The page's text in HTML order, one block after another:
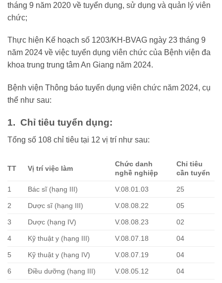
tháng 9 năm 2020 về tuyển dụng, sử dụng và quản lý viên
chức;
Thực hiện Kế hoạch số 1203/KH-BVAG ngày 23 tháng 9
năm 2024 về việc tuyển dụng viên chức của Bệnh viện đa
khoa trung trung tâm An Giang năm 2024.
Bệnh viện Thông báo tuyển dụng viên chức năm 2024, cụ
thể như sau:
1. Chỉ tiêu tuyển dụng:
Tổng số 108 chỉ tiêu tại 12 vị trí như sau:
TT Vị trí việc làm
Chức danh
nghề nghiệp
Chỉ tiêu
cần tuyển
1 Bác sĩ (hạng III) V.08.01.03 25
2 Dược sĩ (hạng III) V.08.08.22 05
3 Dược (hạng IV) V.08.08.23 02
4 Kỹ thuật y (hạng III) V.08.07.18 04
5 Kỹ thuật y (hạng IV) V.08.07.19 04
6 Điều dưỡng (hạng III) V.08.05.12 04